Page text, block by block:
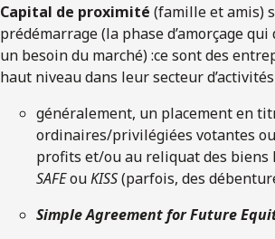
Capital de proximité (famille et amis)
prédémarrage (la phase d’amorçage
un besoin du marché) :ce sont des
haut niveau dans leur secteur d’activités
généralement, un placement en
ordinaires/privilégiées votantes
profits et/ou au reliquat des
SAFEouKISS(parfois, des
Simple Agreement for Future